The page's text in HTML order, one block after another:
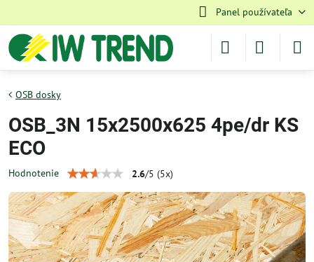
Panel používateľa
OSB dosky
OSB_3N 15x2500x625 4pe/dr KS
ECO
Hodnotenie 2.6/5 (5x)